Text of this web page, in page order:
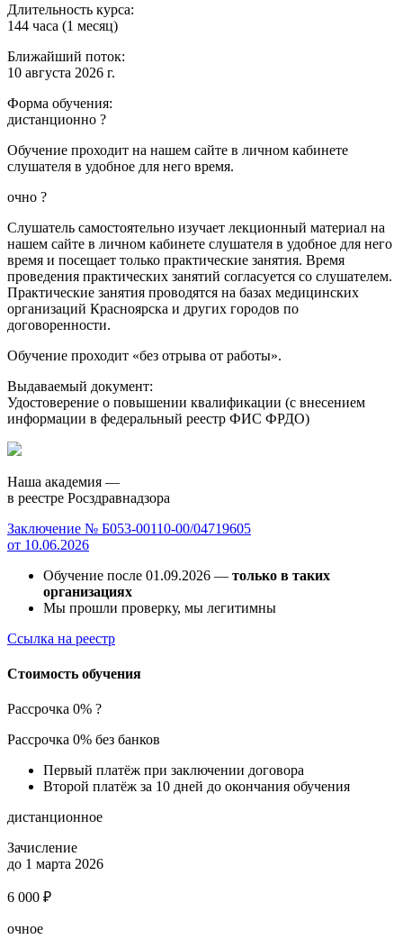
Длительность курса:
144 часа (1 месяц)
Ближайший поток:
10 августа 2026 г.
Форма обучения:
дистанционно ?
Обучение проходит на нашем сайте в личном кабинете
слушателя в удобное для него время.
очно ?
Слушатель самостоятельно изучает лекционный материал на
нашем сайте в личном кабинете слушателя в удобное для него
время и посещает только практические занятия. Время
проведения практических занятий согласуется со слушателем.
Практические занятия проводятся на базах медицинских
организаций Красноярска и других городов по
договоренности.
Обучение проходит «без отрыва от работы».
Выдаваемый документ:
Удостоверение о повышении квалификации (с внесением
информации в федеральный реестр ФИС ФРДО)
Наша академия —
в реестре Росздравнадзора
Заключение № Б053-00110-00/04719605
от 10.06.2026
Обучение после 01.09.2026 — только в таких
организациях
Мы прошли проверку, мы легитимны
Ссылка на реестр
Стоимость обучения
Рассрочка 0% ?
Рассрочка 0% без банков
Первый платёж при заключении договора
Второй платёж за 10 дней до окончания обучения
дистанционное
Зачисление
до 1 марта 2026
6 000 ₽
очное